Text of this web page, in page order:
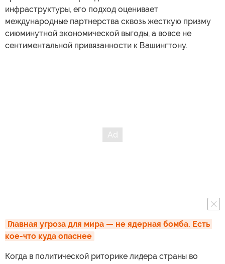
инфраструктуры, его подход оценивает
международные партнерства сквозь жесткую призму
сиюминутной экономической выгоды, а вовсе не
сентиментальной привязанности к Вашингтону.
Главная угроза для мира — не ядерная бомба. Есть
кое-что куда опаснее
Когда в политической риторике лидера страны во